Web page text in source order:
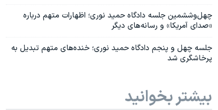
چهل‌و‌ششمین جلسه دادگاه حمید نوری؛ اظهارات متهم درباره
«صدای آمریکا» و رسانه‌های دیگر
جلسه چهل و پنجم دادگاه حمید نوری؛ خنده‌های متهم تبدیل به
پرخاشگری شد
بیشتر بخوانید